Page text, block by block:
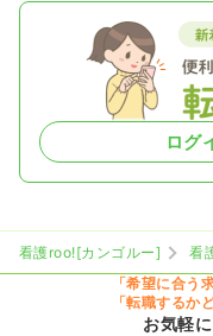
ログ
看護roo![カンゴルー] 看
「希望に合う
「転職するか
お気軽